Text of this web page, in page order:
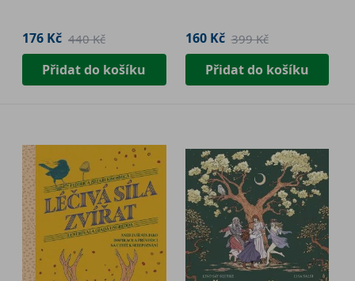
176 Kč 440 Kč
Přidat do košíku
160 Kč 399 Kč
Přidat do košíku